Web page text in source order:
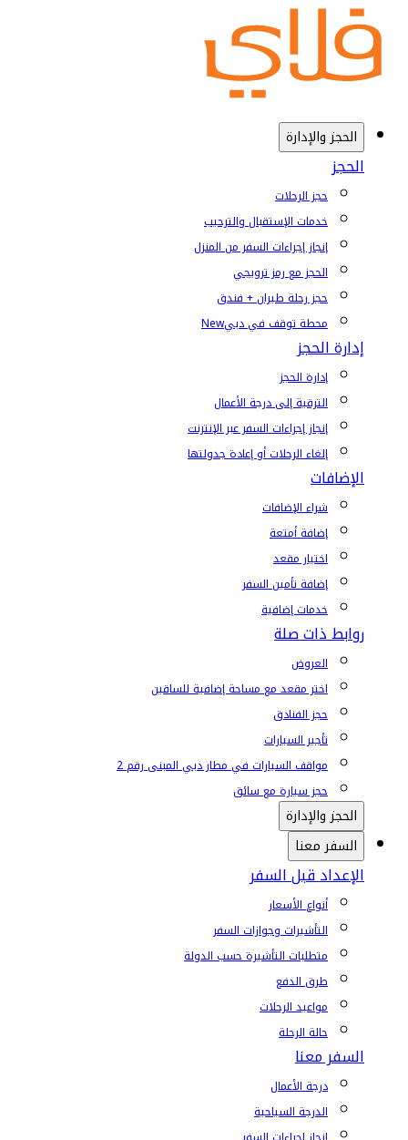
الحجز والإدارة
الحجز
حجز الرحلات
خدمات الإستقبال والترحيب
إنجاز إجراءات السفر من المنزل
الحجز مع رمز ترويجي
حجز رحلة طيران + فندق
محطة توقف في دبيNew
إدارة الحجز
إدارة الحجز
الترقية إلى درجة الأعمال
إنجاز إجراءات السفر عبر الإنترنت
إلغاء الرحلات أو إعادة جدولتها
الإضافات
شراء الإضافات
إضافة أمتعة
اختيار مقعد
إضافة تأمين السفر
خدمات إضافية
روابط ذات صلة
العروض
اختر مقعد مع مساحة إضافية للساقين
حجز الفنادق
تأجير السيارات
مواقف السيارات في مطار دبي المبنى رقم 2
حجز سيارة مع سائق
الحجز والإدارة
السفر معنا
الإعداد قبل السفر
أنواع الأسعار
التأشيرات وجوازات السفر
متطلبات التأشيرة حسب الدولة
طرق الدفع
مواعيد الرحلات
حالة الرحلة
السفر معنا
درجة الأعمال
الدرجة السياحية